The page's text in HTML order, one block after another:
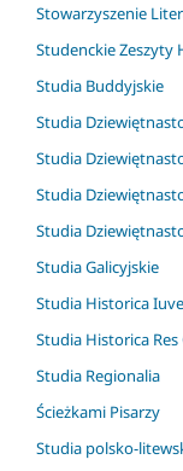
Stowarzyszenie
Studenckie Zeszyty
Studia Buddyjskie
Studia
Studia
Studia
Studia
Studia Galicyjskie
Studia Historica
Studia Historica
Studia Regionalia
Ścieżkami Pisarzy
Studia polsko-